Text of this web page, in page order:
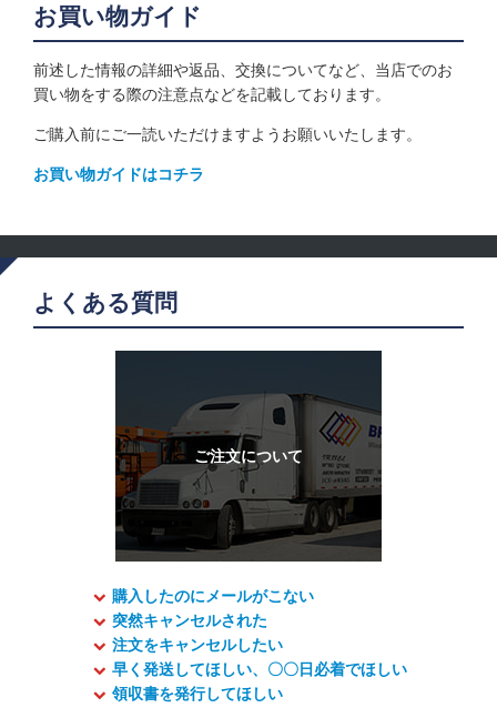
お買い物ガイド
前述した情報の詳細や返品、交換についてなど、当店でのお
買い物をする際の注意点などを記載しております。
ご購入前にご一読いただけますようお願いいたします。
お買い物ガイドはコチラ
よくある質問
購入したのにメールがこない
突然キャンセルされた
注文をキャンセルしたい
早く発送してほしい、〇〇日必着でほしい
領収書を発行してほしい